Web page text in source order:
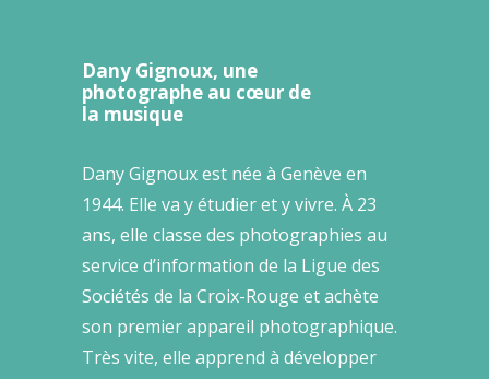
Dany Gignoux, une
photographe au cœur de
la musique
Dany Gignoux est née à Genève en
1944. Elle va y étudier et y vivre. À 23
ans, elle classe des photographies au
service d’information de la Ligue des
Sociétés de la Croix-Rouge et achète
son premier appareil photographique.
Très vite, elle apprend à développer